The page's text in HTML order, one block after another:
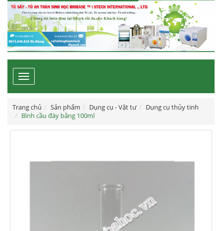
Toggle
navigation
Trang chủ Sản phẩm Dụng cụ - Vật tư
Dụng cụ thủy tinh
Bình cầu đáy bằng 100ml